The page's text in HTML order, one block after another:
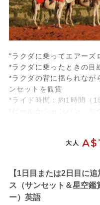
"ラクダに乗ってエアーズ
*ラクダに乗ったときの目
*ラクダの背に揺られなが
ンセットを観賞
*ライド時間：約1時間（1
*ビールかシャンパン、お
大人
【1日目または2日目に
ス（サンセット＆星空
ー）英語